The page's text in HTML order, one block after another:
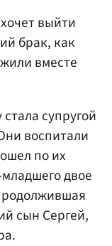
выйти
брак, как
вместе
супругой
воспитали
по их
двое
сын Сергей,